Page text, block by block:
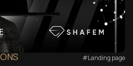
#Landing page